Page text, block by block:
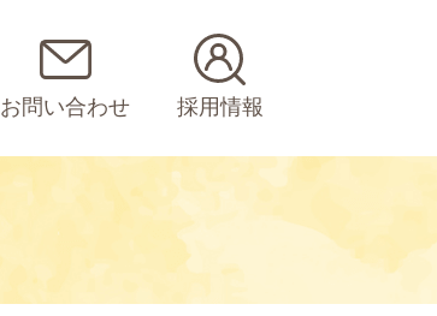
お問い合わせ 採用情報